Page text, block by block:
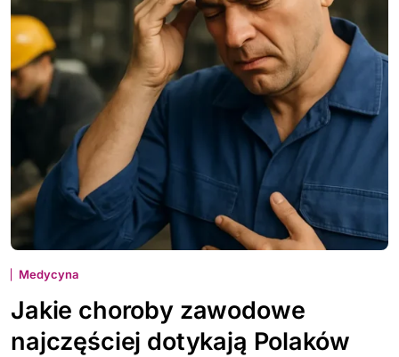
Medycyna
Jakie choroby zawodowe
najczęściej dotykają Polaków